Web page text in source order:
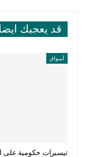
قد يعجبك ايضا
أسواق
تيسيرات حكومية على